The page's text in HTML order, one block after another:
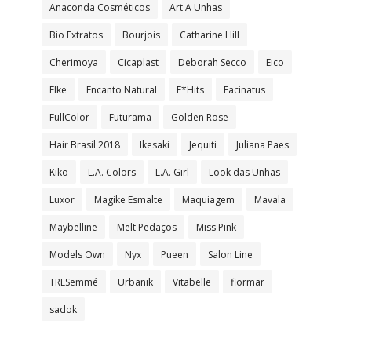
Anaconda Cosméticos Art A Unhas
Bio Extratos Bourjois Catharine Hill
Cherimoya Cicaplast Deborah Secco Eico
Elke Encanto Natural F*Hits Facinatus
FullColor Futurama Golden Rose
Hair Brasil 2018 Ikesaki Jequiti Juliana Paes
Kiko L.A. Colors L.A. Girl Look das Unhas
Luxor Magike Esmalte Maquiagem Mavala
Maybelline Melt Pedaços Miss Pink
Models Own Nyx Pueen Salon Line
TRESemmé Urbanik Vitabelle flormar
sadok